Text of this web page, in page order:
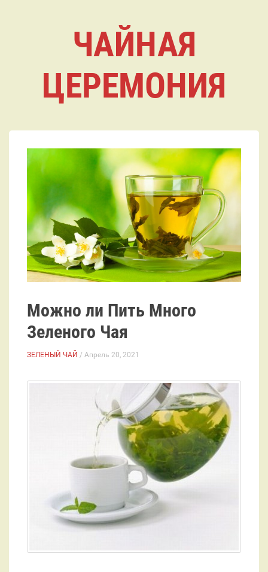
ЧАЙНАЯ
ЦЕРЕМОНИЯ
Можно ли Пить Много
Зеленого Чая
ЗЕЛЕНЫЙ ЧАЙ / Апрель 20, 2021